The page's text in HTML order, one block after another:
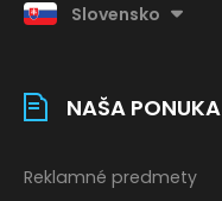
Slovensko
NAŠA PONUKA
Reklamné predmety